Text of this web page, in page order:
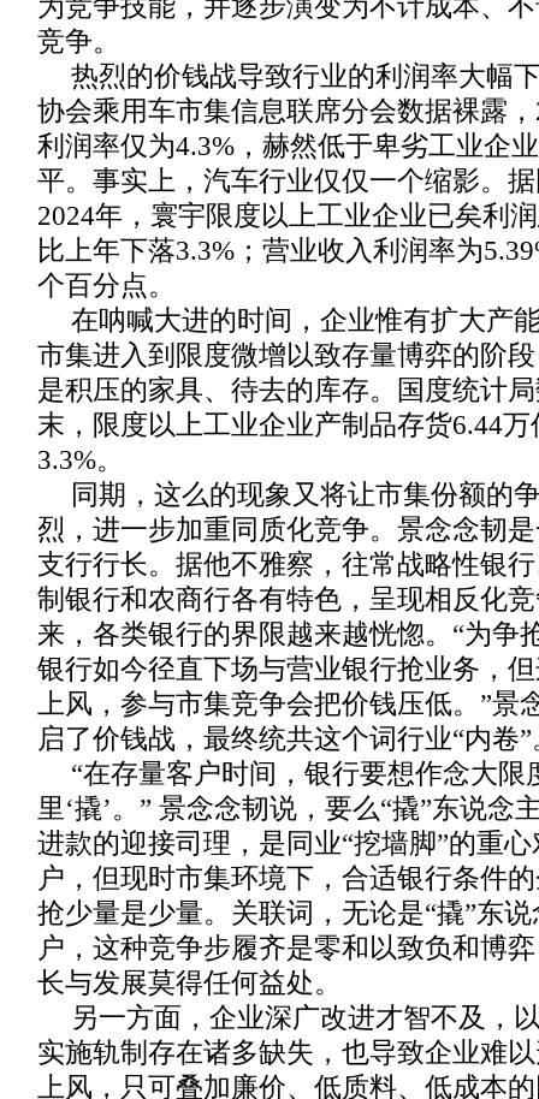
为竞争技能，并逐步演变为不计成本、
竞争。
热烈的价钱战导致行业的利润率大幅
协会乘用车市集信息联席分会数据裸露
利润率仅为4.3%，赫然低于卑劣工业企
平。事实上，汽车行业仅仅一个缩影。
2024年，寰宇限度以上工业企业已矣利
比上年下落3.3%；营业收入利润率为
个百分点。
在呐喊大进的时间，企业惟有扩大产
市集进入到限度微增以致存量博弈的阶
是积压的家具、待去的库存。国度统计
末，限度以上工业企业产制品存货6.44
3.3%。
同期，这么的现象又将让市集份额的
烈，进一步加重同质化竞争。景念念韧
支行行长。据他不雅察，往常战略性银
制银行和农商行各有特色，呈现相反化
来，各类银行的界限越来越恍惚。“为争
银行如今径直下场与营业银行抢业务，
上风，参与市集竞争会把价钱压低。”景
启了价钱战，最终统共这个词行业“内卷”
“在存量客户时间，银行要想作念大限
里‘撬’。” 景念念韧说，要么“撬”东说念
进款的迎接司理，是同业“挖墙脚”的重
户，但现时市集环境下，合适银行条件
抢少量是少量。关联词，无论是“撬”东说
户，这种竞争步履齐是零和以致负和博
长与发展莫得任何益处。
另一方面，企业深广改进才智不及，
实施轨制存在诸多缺失，也导致企业难
上风，只可叠加廉价、低质料、低成本